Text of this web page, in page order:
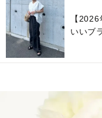
【
いいブ